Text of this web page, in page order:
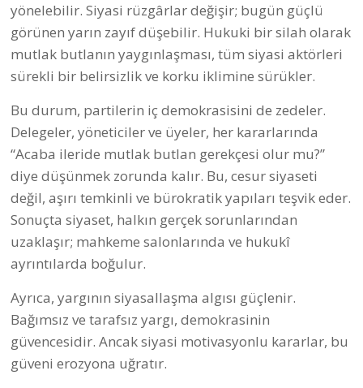
yönelebilir. Siyasi rüzgârlar değişir; bugün güçlü
görünen yarın zayıf düşebilir. Hukuki bir silah olarak
mutlak butlanın yaygınlaşması, tüm siyasi aktörleri
sürekli bir belirsizlik ve korku iklimine sürükler.
Bu durum, partilerin iç demokrasisini de zedeler.
Delegeler, yöneticiler ve üyeler, her kararlarında
“Acaba ileride mutlak butlan gerekçesi olur mu?”
diye düşünmek zorunda kalır. Bu, cesur siyaseti
değil, aşırı temkinli ve bürokratik yapıları teşvik eder.
Sonuçta siyaset, halkın gerçek sorunlarından
uzaklaşır; mahkeme salonlarında ve hukukî
ayrıntılarda boğulur.
Ayrıca, yargının siyasallaşma algısı güçlenir.
Bağımsız ve tarafsız yargı, demokrasinin
güvencesidir. Ancak siyasi motivasyonlu kararlar, bu
güveni erozyona uğratır.